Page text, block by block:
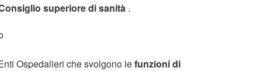
superiore di sanità .
Ospedalieri che svolgono lefunzioni di